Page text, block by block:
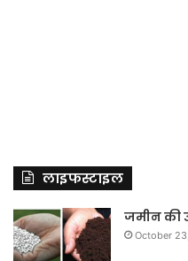
लाइफस्टाइल
जमीन की
October